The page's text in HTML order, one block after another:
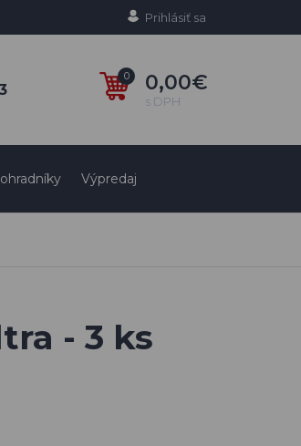
Prihlásiť sa
0 0,00€
s DPH
Výpredaj
- 3 ks